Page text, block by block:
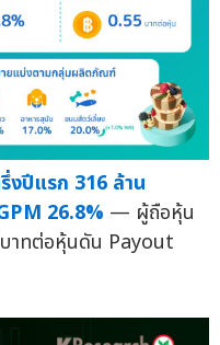
งปีแรก 316 ล้าน
26.8% — ผู้ถือหุ้น
าทต่อหุ้นดัน Payout